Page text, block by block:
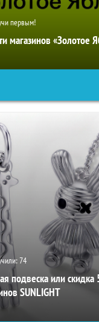
первым!
магазинов «Золотое
74
подвеска или скидка
SUNLIGHT